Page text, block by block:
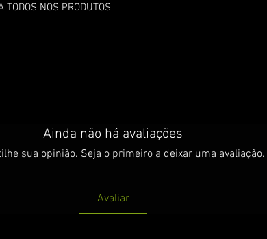
TODOS NOS PRODUTOS
Ainda não há avaliações
sua opinião. Seja o primeiro a deixar uma avaliação.
Avaliar